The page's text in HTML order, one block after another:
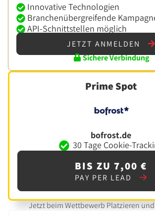
Innovative Technologien
Branchenübergreifende
API-Schnittstellen möglich
JETZT ANMELDEN
Sichere Verbindung
Prime Spot
bofrost.de
30 Tage Cookie-
BIS ZU 7,00 €
PAY PER LEAD
Jetzt beim Wettbewerb Platzieren